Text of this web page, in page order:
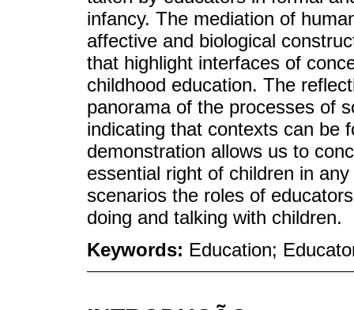
infancy. The mediation of
affective and biological
that highlight interfaces of
childhood education. The
panorama of the processes of
indicating that contexts can be
demonstration allows us to
essential right of children in
scenarios the roles of
doing and talking with children.
Keywords: Education;